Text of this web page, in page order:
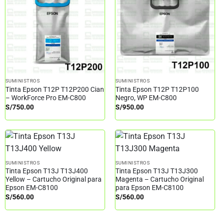
SUMINISTROS
Tinta Epson T12P T12P200 Cian
– WorkForce Pro EM-C800
S/750.00
SUMINISTROS
Tinta Epson T12P T12P100
Negro, WP EM-C800
S/950.00
SUMINISTROS
Tinta Epson T13J T13J400
Yellow – Cartucho Original para
Epson EM-C8100
S/560.00
SUMINISTROS
Tinta Epson T13J T13J300
Magenta – Cartucho Original
para Epson EM-C8100
S/560.00